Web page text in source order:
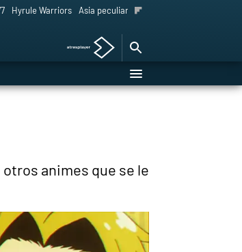
Hyrule Warriors Asia peculiar tradición
otros animes que se le